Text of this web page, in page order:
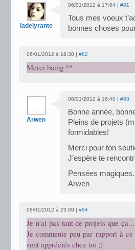
ladelyrante
06/01/2012 à 17:04 | #81
Tous mes voeux
bonnes choses
06/01/2012 à 18:30 | #82
Merci bieng ^^
Arwen
08/01/2012 à 16:40 | #83
Bonne année,
Pleins de projets
formidables!
Merci pour ton
J’espère te
Pensées magiques.
Arwen
08/01/2012 à 23:09 | #84
Je n'ai pas tant de projets que
Je commente peu par rapport à
sont appréciés chez toi ;)